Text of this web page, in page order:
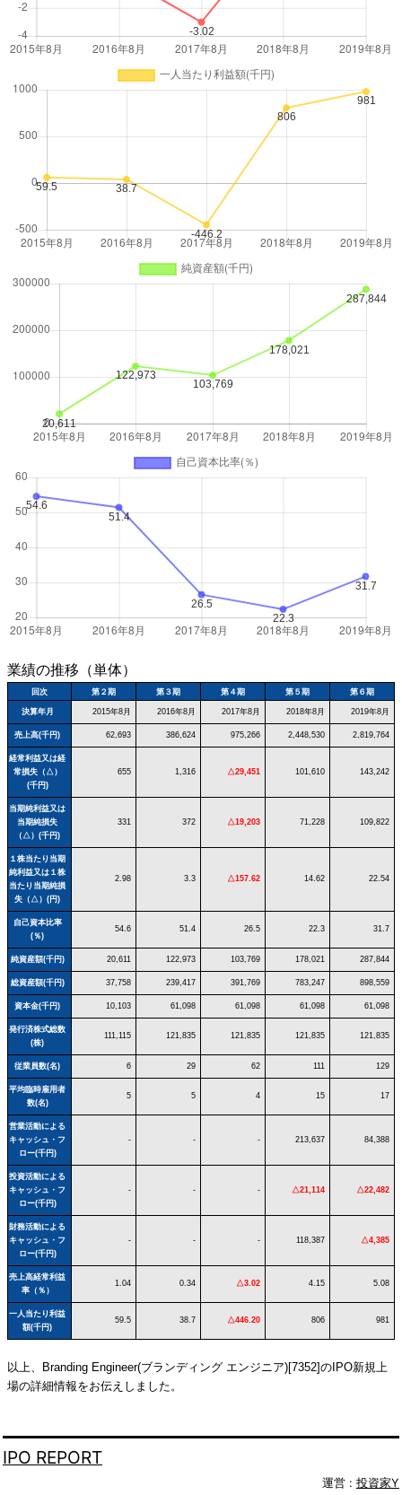
業績の推移（単体）
回次 第２期 第３期 第４期 第５期 第６期
決算年月 2015年8月 2016年8月 2017年8月 2018年8月 2019年8月
売上高(千円) 62,693 386,624 975,266 2,448,530 2,819,764
経常利益又は経
常損失（△）
(千円)
655 1,316 △29,451 101,610 143,242
当期純利益又は
当期純損失
（△）(千円)
331 372 △19,203 71,228 109,822
１株当たり当期
純利益又は１株
当たり当期純損
失（△）(円)
2.98 3.3 △157.62 14.62 22.54
自己資本比率
(％)
54.6 51.4 26.5 22.3 31.7
純資産額(千円) 20,611 122,973 103,769 178,021 287,844
総資産額(千円) 37,758 239,417 391,769 783,247 898,559
資本金(千円) 10,103 61,098 61,098 61,098 61,098
発行済株式総数
(株)
111,115 121,835 121,835 121,835 121,835
従業員数(名) 6 29 62 111 129
平均臨時雇用者
数(名)
5 5 4 15 17
営業活動による
キャッシュ・フ
ロー(千円)
- - - 213,637 84,388
投資活動による
キャッシュ・フ
ロー(千円)
- - - △21,114 △22,482
財務活動による
キャッシュ・フ
ロー(千円)
- - - 118,387 △4,385
売上高経常利益
率（％）
1.04 0.34 △3.02 4.15 5.08
一人当たり利益
額(千円)
59.5 38.7 △446.20 806 981
以上、Branding Engineer(ブランディング エンジニア)[7352]のIPO新規上
場の詳細情報をお伝えしました。
IPO REPORT
運営 : 投資家Y